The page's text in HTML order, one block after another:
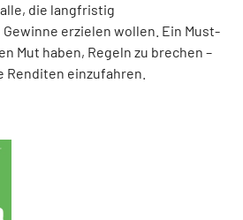
die langfristig
erzielen wollen. Ein Must-
Mut haben, Regeln zu brechen –
einzufahren.